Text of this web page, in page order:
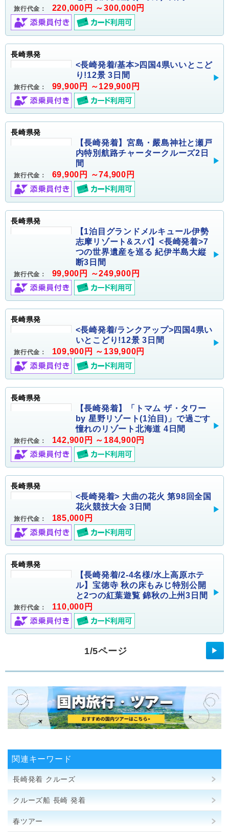
旅行代金： 220,000円 ～300,000円
長崎県発
<長崎発着/基本>四国4県いいとこど
り!12景 3日間
旅行代金： 99,900円 ～129,900円
長崎県発
【長崎発着】宮島・嚴島神社と瀬戸
内特別航路チャータークルーズ2日
間
旅行代金： 69,900円 ～74,900円
長崎県発
【1泊目グランドメルキュール伊勢
志摩リゾート&スパ】<長崎発着>7
つの世界遺産を巡る 紀伊半島大縦
断3日間
旅行代金： 99,900円 ～249,900円
長崎県発
<長崎発着/ランクアップ>四国4県い
いとこどり!12景 3日間
旅行代金： 109,900円 ～139,900円
長崎県発
【長崎発着】「トマム ザ・タワー
by 星野リゾート(1泊目)」で過ごす
憧れのリゾート北海道 4日間
旅行代金： 142,900円 ～184,900円
長崎県発
<長崎発着> 大曲の花火 第98回全国
花火競技大会 3日間
旅行代金： 185,000円
長崎県発
【長崎発着/2-4名様/水上高原ホテ
ル】宝徳寺 秋の床もみじ特別公開
と2つの紅葉遊覧 錦秋の上州3日間
旅行代金： 110,000円
1/5ページ ▶
関連キーワード
長崎発着 クルーズ
クルーズ船 長崎 発着
春ツアー